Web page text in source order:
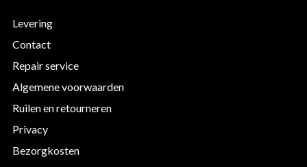
Levering
Contact
Repair service
Algemene voorwaarden
Ruilen en retourneren
Privacy
Bezorgkosten